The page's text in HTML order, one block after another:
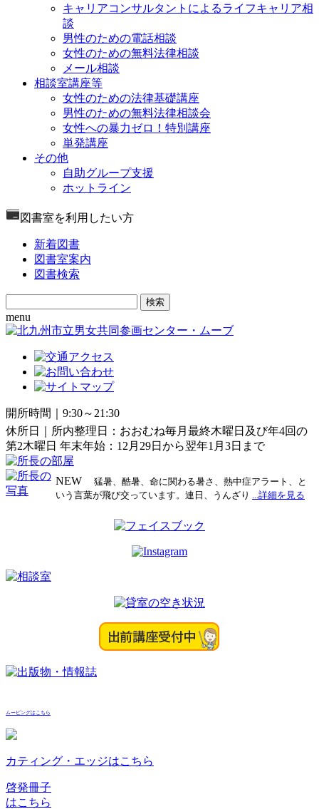
キャリアコンサルタントによるライフキャリア相
談
男性のための電話相談
女性のための無料法律相談
メール相談
相談室講座等
女性のための法律基礎講座
男性のための無料法律相談会
女性への暴力ゼロ！特別講座
単発講座
その他
自助グループ支援
ホットライン
図書室を利用したい方
新着図書
図書室案内
図書検索
Search
for:
menu
開所時間｜9:30～21:30
休所日｜所内整理日：おおむね毎月最終木曜日及び年4回の
第2木曜日 年末年始：12月29日から翌年1月3日まで
NEW
猛暑、酷暑、命に関わる暑さ、熱中症アラート、と
いう言葉が飛び交っています。連日、うんざり ...詳細を見る
ムービングはこちら
カティング・エッジはこちら
啓発冊子
はこちら